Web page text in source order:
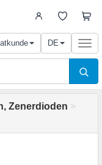
DE
Zenerdioden >